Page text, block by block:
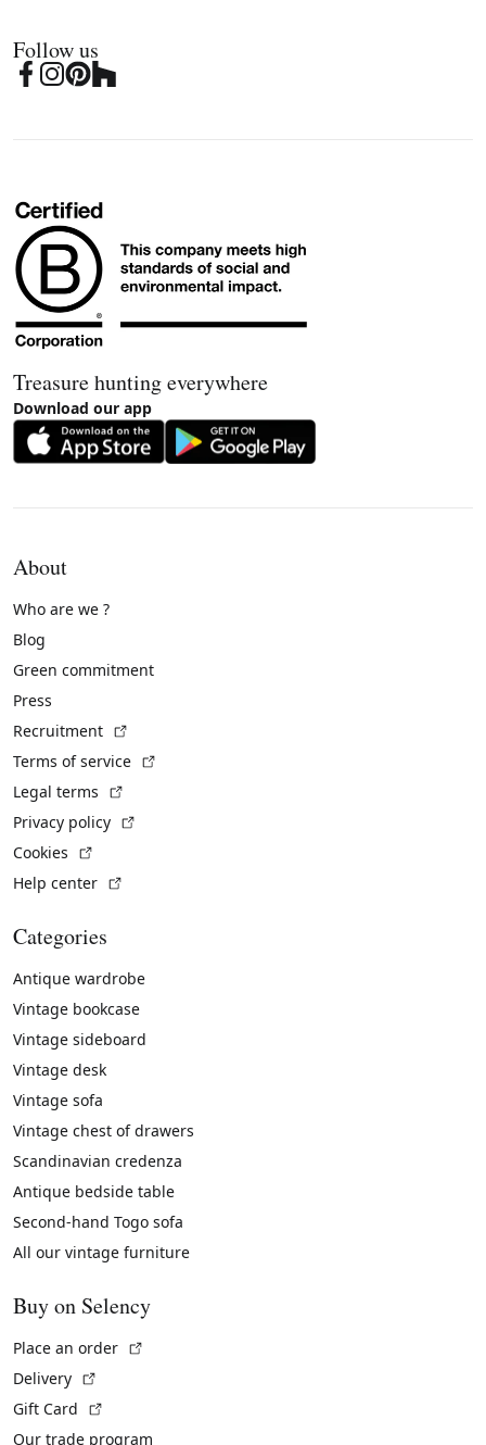
Follow us
Treasure hunting everywhere
Download our app
About
Who are we ?
Blog
Green commitment
Press
Recruitment
Terms of service
Legal terms
Privacy policy
Cookies
Help center
Categories
Antique wardrobe
Vintage bookcase
Vintage sideboard
Vintage desk
Vintage sofa
Vintage chest of drawers
Scandinavian credenza
Antique bedside table
Second-hand Togo sofa
All our vintage furniture
Buy on Selency
Place an order
Delivery
Gift Card
Our trade program